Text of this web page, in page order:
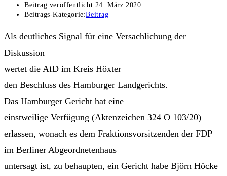
Beitrag veröffentlicht: 24. März 2020
Beitrags-Kategorie:Beitrag
Als deutliches Signal für eine Versachlichung der
Diskussion
wertet die AfD im Kreis Höxter
den Beschluss des Hamburger Landgerichts.
Das Hamburger Gericht hat eine
einstweilige Verfügung (Aktenzeichen 324 O 103/20)
erlassen, wonach es dem Fraktionsvorsitzenden der FDP
im Berliner Abgeordnetenhaus
untersagt ist, zu behaupten, ein Gericht habe Björn Höcke